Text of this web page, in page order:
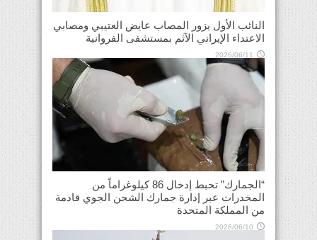
النائب الأول يزور المصاب عايض العتيبي ومصابي
الاعتداء الإيراني الآثم بمستشفى الفروانية
2026/06/11
“الجمارك” تحبط إدخال 86 كيلوغراماً من
المخدرات عبر إدارة جمارك الشحن الجوي قادمة
من المملكة المتحدة
2026/06/10